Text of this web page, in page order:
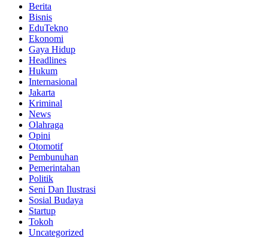
Berita
Bisnis
EduTekno
Ekonomi
Gaya Hidup
Headlines
Hukum
Internasional
Jakarta
Kriminal
News
Olahraga
Opini
Otomotif
Pembunuhan
Pemerintahan
Politik
Seni Dan Ilustrasi
Sosial Budaya
Startup
Tokoh
Uncategorized